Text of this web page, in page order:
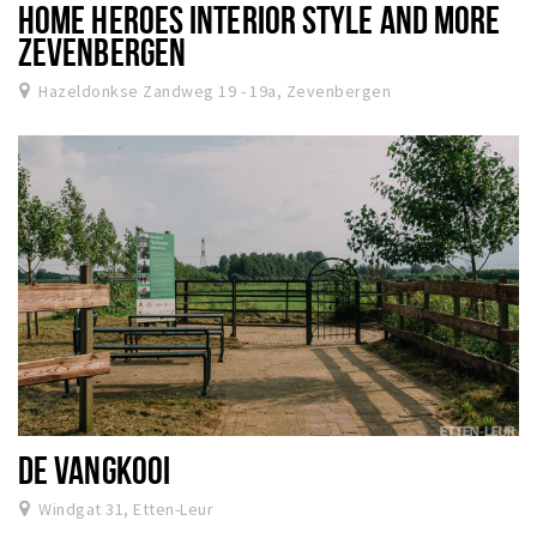
HOME HEROES INTERIOR STYLE AND MORE
ZEVENBERGEN
Hazeldonkse Zandweg 19 - 19a, Zevenbergen
DE VANGKOOI
Windgat 31, Etten-Leur